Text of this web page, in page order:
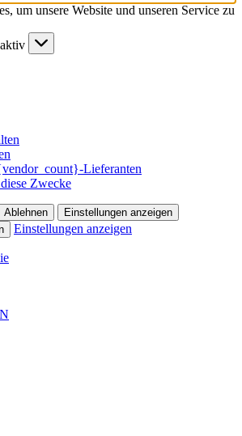
um unsere Website und unseren Service zu
Lieferanten
Zwecke
Ablehnen
Einstellungen anzeigen
Einstellungen anzeigen